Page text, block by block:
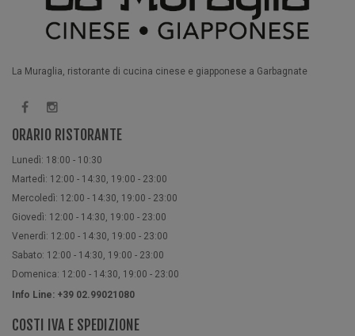
La Muraglia, ristorante di cucina cinese e giapponese a Garbagnate
ORARIO RISTORANTE
Lunedì: 18:00 - 10:30
Martedì: 12:00 - 14:30, 19:00 - 23:00
Mercoledì: 12:00 - 14:30, 19:00 - 23:00
Giovedì: 12:00 - 14:30, 19:00 - 23:00
Venerdì: 12:00 - 14:30, 19:00 - 23:00
Sabato: 12:00 - 14:30, 19:00 - 23:00
Domenica: 12:00 - 14:30, 19:00 - 23:00
Info Line: +39 02.99021080
COSTI IVA E SPEDIZIONE